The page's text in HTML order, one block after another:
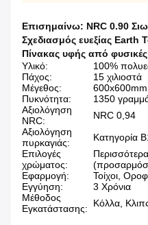
Επισημαίνω: NRC 0.90
Σχεδιασμός ευεξίας Earth
Πίνακας υφής από φυσικές
Υλικό:
100%
Πάχος:
15 χιλιοστά
Μέγεθος:
600x600mm
Πυκνότητα:
1350
Αξιολόγηση
NRC:
NRC 0,94
Αξιολόγηση
πυρκαγιάς:
Κατηγορία
Επιλογές
χρώματος:
Εφαρμογή:
Τοίχοι,
Εγγύηση:
3 Χρόνια
Μέθοδος
Εγκατάστασης:
Κόλλα,